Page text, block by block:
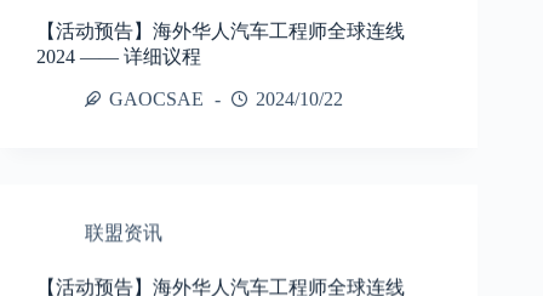
【活动预告】海外华人汽车工程师全球连线
2024 —— 详细议程
GAOCSAE 2024/10/22
联盟资讯
【活动预告】海外华人汽车工程师全球连线